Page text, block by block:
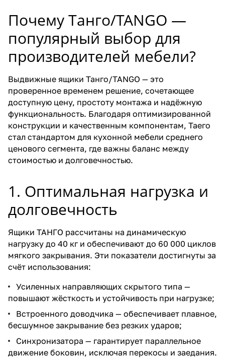
Почему Танго/TANGO —
популярный выбор для
производителей мебели?
Выдвижные ящики Танго/TANGO — это
проверенное временем решение, сочетающее
доступную цену, простоту монтажа и надёжную
функциональность. Благодаря оптимизированной
конструкции и качественным компонентам, Таего
стал стандартом для кухонной мебели среднего
ценового сегмента, где важны баланс между
стоимостью и долговечностью.
1. Оптимальная нагрузка и
долговечность
Ящики ТАНГО рассчитаны на динамическую
нагрузку до 40 кг и обеспечивают до 60 000 циклов
мягкого закрывания. Эти показатели достигнуты за
счёт использования:
Усиленных направляющих скрытого типа —
повышают жёсткость и устойчивость при нагрузке;
Встроенного доводчика — обеспечивает плавное,
бесшумное закрывание без резких ударов;
Синхронизатора — гарантирует параллельное
движение боковин, исключая перекосы и заедания.